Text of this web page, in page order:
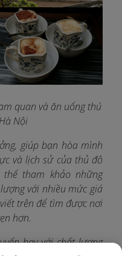
quan và ăn uống thú
Nội
giúp bạn hòa mình
và lịch sử của thủ đô
tham khảo những
với nhiều mức giá
trên để tìm được nơi
hơn.
bay với chất lượng